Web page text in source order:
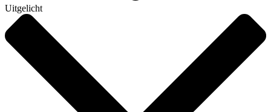
Uitgelicht